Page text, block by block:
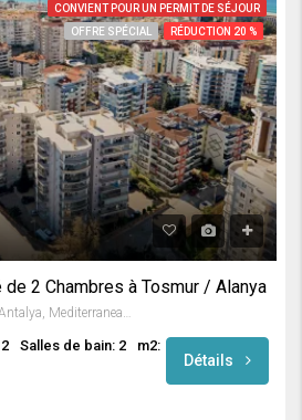
CONVIENT POUR UN PERMIT DE SÉJOUR
OFFRE SPÉCIAL
RÉDUCTION 20 %
2 Chambres à Tosmur / Alanya
Salles de bain: 2
m2:
Détails